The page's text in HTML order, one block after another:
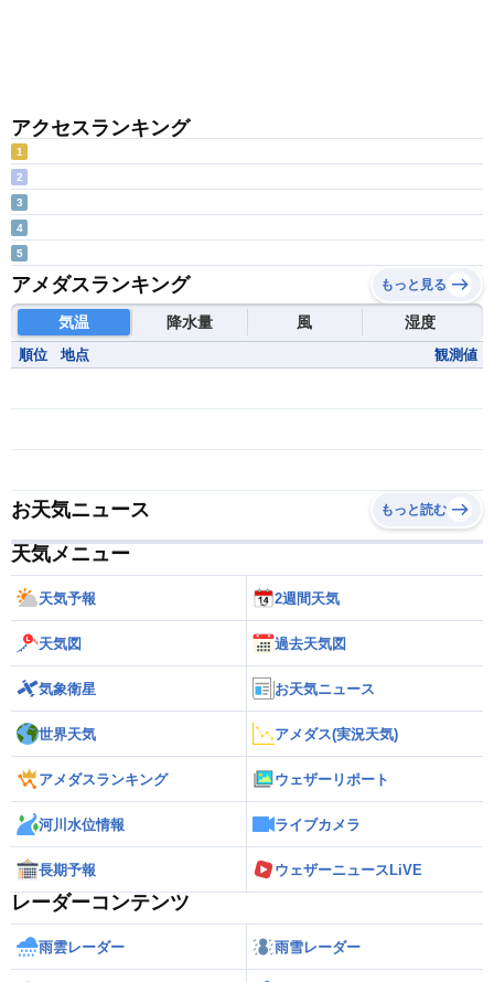
アクセスランキング
1
2
3
4
5
アメダスランキング もっと見る
気温 降水量 風 湿度
順位 地点 観測値
お天気ニュース もっと読む
天気メニュー
天気予報 2週間天気
天気図 過去天気図
気象衛星 お天気ニュース
世界天気 アメダス(実況天気)
アメダスランキング ウェザーリポート
河川水位情報 ライブカメラ
長期予報 ウェザーニュースLiVE
レーダーコンテンツ
雨雲レーダー 雨雪レーダー